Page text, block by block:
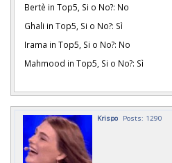
Bertè in Top5, Si o No?: No
Ghali in Top5, Si o No?: Sì
Irama in Top5, Si o No?: No
Mahmood in Top5, Si o No?: Sì
Krispo Posts: 1290